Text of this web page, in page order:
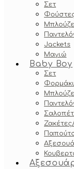
Σετ
Jackets
Μαγιώ
Baby Boy
Σετ